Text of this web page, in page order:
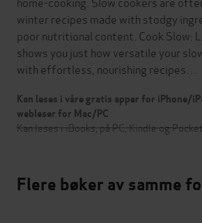
winter recipes made with stodgy
poor nutritional content. Cook Slow:
shows you just how versatile your
with effortless, nourishing recipes…
Kan leses i våre gratis apper for iPhone/
webleser for Mac/PC
Kan leses i iBooks, på PC, Kindle og
Flere bøker av samme